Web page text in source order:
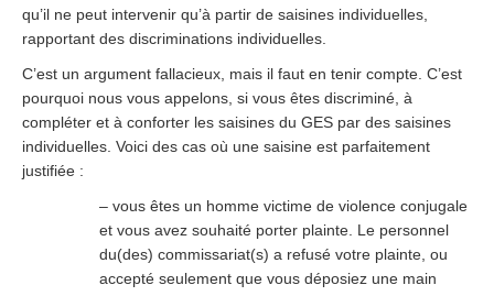
qu’il ne peut intervenir qu’à partir de saisines individuelles,
rapportant des discriminations individuelles.
C’est un argument fallacieux, mais il faut en tenir compte. C’est
pourquoi nous vous appelons, si vous êtes discriminé, à
compléter et à conforter les saisines du GES par des saisines
individuelles. Voici des cas où une saisine est parfaitement
justifiée :
– vous êtes un homme victime de violence conjugale
et vous avez souhaité porter plainte. Le personnel
du(des) commissariat(s) a refusé votre plainte, ou
accepté seulement que vous déposiez une main